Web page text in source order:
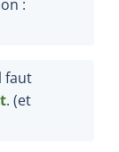
:
faut
. (et